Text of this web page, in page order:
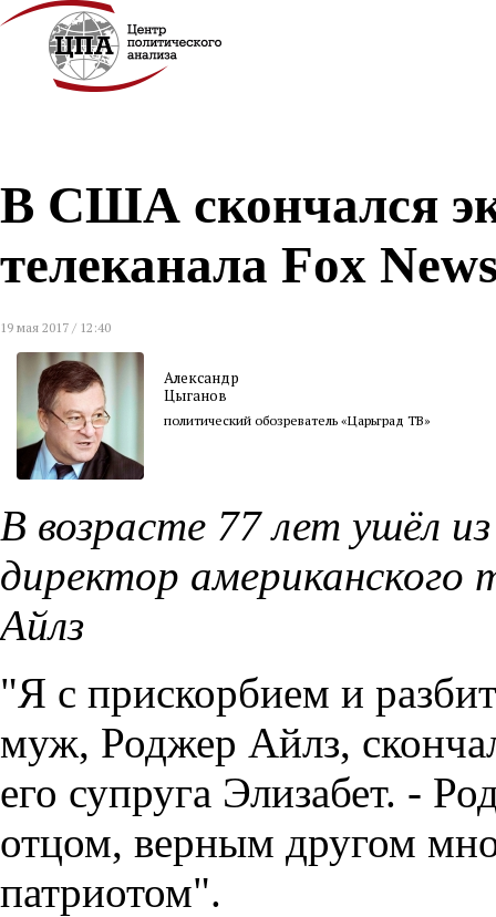
В США скончался
телеканала Fox
19 мая 2017 / 12:40
Александр
Цыганов
политический обозреватель «Царьград ТВ»
В возрасте 77 лет ушёл
директор американского
Айлз
"Я с прискорбием и
муж, Роджер Айлз,
его супруга Элизабет. -
отцом, верным другом
патриотом".